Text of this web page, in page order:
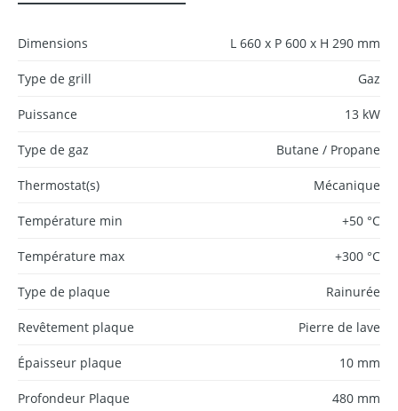
Dimensions L 660 x P 600 x H 290 mm
Type de grill Gaz
Puissance 13 kW
Type de gaz Butane / Propane
Thermostat(s) Mécanique
Température min +50 °C
Température max +300 °C
Type de plaque Rainurée
Revêtement plaque Pierre de lave
Épaisseur plaque 10 mm
Profondeur Plaque 480 mm